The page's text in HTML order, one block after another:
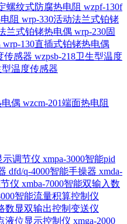
螺纹式防腐热电阻 wzpf-130f
阻 wrp-330活动法兰式铂铑
兰式铂铑热电偶 wrp-230固
wrp-130直插式铂铑热电偶
传感器 wzpsb-218卫生型温度
型温度传感器
偶 wzcm-201端面热电阻
示调节仪 xmpa-3000智能pid
dfd/q-4000智能手操器 xmda-
仪 xmba-7000智能双输入数
智能流量积算控制仪
数显双输出控制变送仪
液位显示控制仪 xmga-2000